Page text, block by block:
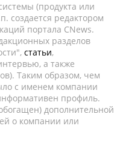
(продукта или
создается редактором
портала CNews.
разделов
статьи,
а также
Таким образом, чем
с именем компании
профиль.
дополнительной
о компании или